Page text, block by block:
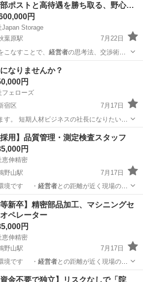
ポストと高待遇を勝ち取る、野心…
円
Japan Storage
葉原駅
7月22日
なすことで、 経営者の思考法、交渉術、
駅 営業
なりませんか？
円
フェローズ
宿区
7月17日
。 短期人材ビジネスの社長になりたい人
ってい
経営者
採用】品質管理・測定検査スタッフ
円
恵伸精密
野山駅
7月17日
境です ・ 経営者との距離が近く現場の声
鴻野山駅 半導体 新卒採用
等新卒】精密部品加工、マシニングセ
ペレーター
円
恵伸精密
野山駅
7月17日
境です ・ 経営者との距離が近く現場の声
鴻野山駅 機械 最新
資金不要で独立】リスクなしで「院